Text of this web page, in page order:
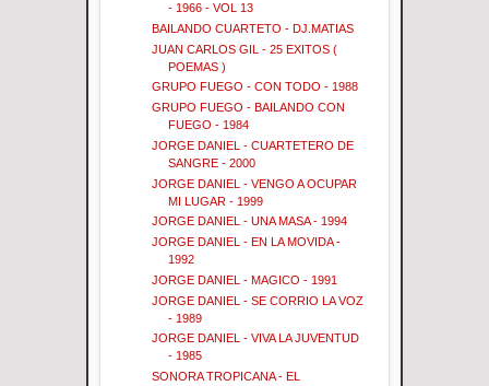
- 1966 - VOL 13
BAILANDO CUARTETO - DJ.MATIAS
JUAN CARLOS GIL - 25 EXITOS (
POEMAS )
GRUPO FUEGO - CON TODO - 1988
GRUPO FUEGO - BAILANDO CON
FUEGO - 1984
JORGE DANIEL - CUARTETERO DE
SANGRE - 2000
JORGE DANIEL - VENGO A OCUPAR
MI LUGAR - 1999
JORGE DANIEL - UNA MASA - 1994
JORGE DANIEL - EN LA MOVIDA -
1992
JORGE DANIEL - MAGICO - 1991
JORGE DANIEL - SE CORRIO LA VOZ
- 1989
JORGE DANIEL - VIVA LA JUVENTUD
- 1985
SONORA TROPICANA - EL